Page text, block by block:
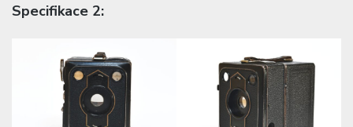
Specifikace 2: